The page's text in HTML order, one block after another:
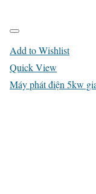
Add to Wishlist
Quick View
Máy phát điện 5kw